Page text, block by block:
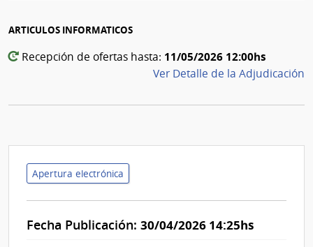
ARTICULOS INFORMATICOS
Recepción de ofertas hasta: 11/05/2026 12:00hs
Ver Detalle de la Adjudicación
Apertura electrónica
Fecha Publicación: 30/04/2026 14:25hs